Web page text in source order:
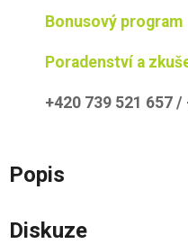
Bonusový program
Poradenství a
+420 739 521 657
Popis
Diskuze